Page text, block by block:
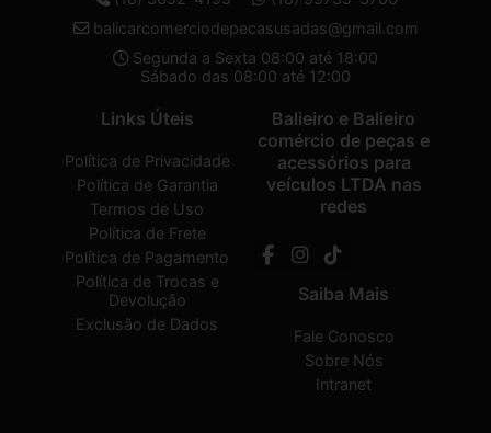
balicarcomerciodepecasusadas@gmail.com
Segunda a Sexta 08:00 até 18:00
Sábado das 08:00 até 12:00
Links Úteis
Política de Privacidade
Política de Garantia
Termos de Uso
Política de Frete
Política de Pagamento
Política de Trocas e
Devolução
Exclusão de Dados
Balieiro e Balieiro
comércio de peças e
acessórios para
veículos LTDA nas
redes
Saiba Mais
Fale Conosco
Sobre Nós
Intranet